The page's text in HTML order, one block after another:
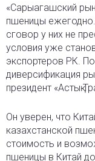
«Сарыагашский
пшеницы ежегодно.
сговор у них не
условия уже
экспортеров РК.
диверсификация
президент «Астық
Он уверен, что
казахстанской
стоимость и
пшеницы в Китай